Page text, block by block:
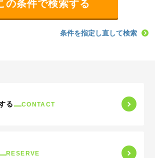
条件を指定し直して検索
る CONTACT
RESERVE